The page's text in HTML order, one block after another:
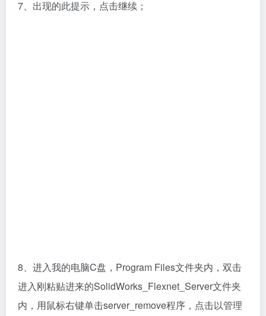
7、出现的此提示，点击继续；
8、进入我的电脑C盘，Program Files文件夹内，双击
进入刚粘贴进来的SolidWorks_Flexnet_Server文件夹
内，用鼠标右键单击server_remove程序，点击以管理